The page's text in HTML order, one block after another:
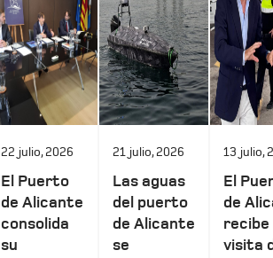
22 julio, 2026
El Puerto
de Alicante
consolida
su
21 julio, 2026
Las aguas
del puerto
de Alicante
se
13 julio,
El
de
recibe
visita